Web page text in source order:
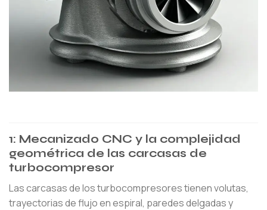
1: Mecanizado CNC y la complejidad
geométrica de las carcasas de
turbocompresor
Las carcasas de los turbocompresores tienen volutas,
trayectorias de flujo en espiral, paredes delgadas y